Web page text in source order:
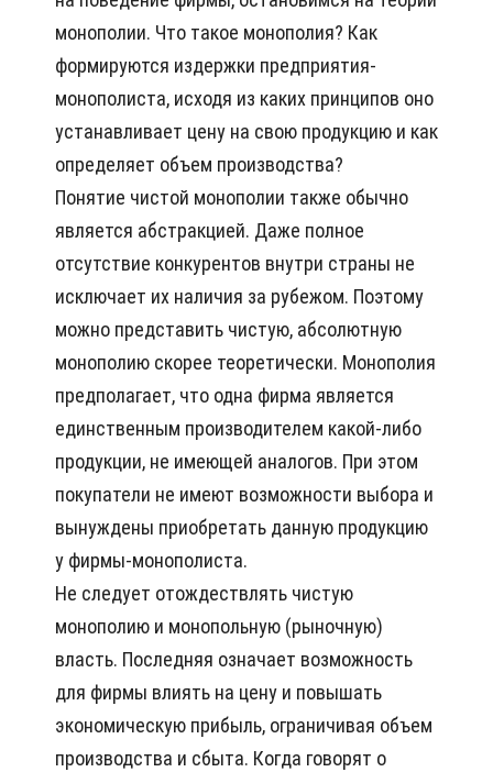
монополии. Что такое монополия? Как
формируются издержки предприятия-
монополиста, исходя из каких принципов оно
устанавливает цену на свою продукцию и как
определяет объем производства?
Понятие чистой монополии также обычно
является абстракцией. Даже полное
отсутствие конкурентов внутри страны не
исключает их наличия за рубежом. Поэтому
можно представить чистую, абсолютную
монополию скорее теоретически. Монополия
предполагает, что одна фирма является
единственным производителем какой-либо
продукции, не имеющей аналогов. При этом
покупатели не имеют возможности выбора и
вынуждены приобретать данную продукцию
у фирмы-монополиста.
Не следует отождествлять чистую
монополию и монопольную (рыночную)
власть. Последняя означает возможность
для фирмы влиять на цену и повышать
экономическую прибыль, ограничивая объем
производства и сбыта. Когда говорят о